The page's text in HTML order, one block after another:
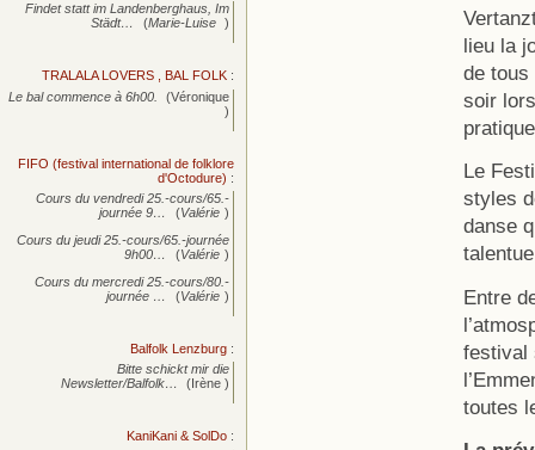
lieu la
de tous
soir
Le
styles
danse
Entre
festival
toutes
Findet statt im Landenberghaus, Im
Städt…
(Marie-Luise )
TRALALA LOVERS , BAL FOLK :
Le bal commence à 6h00.
(Véronique
)
FIFO (festival international de folklore
d'Octodure) :
Cours du vendredi 25.-cours/65.-
journée 9… (Valérie )
Cours du jeudi 25.-cours/65.-journée
9h00…
(Valérie )
Cours du mercredi 25.-cours/80.-
journée … (Valérie )
Balfolk Lenzburg :
Bitte schickt mir die
Newsletter/Balfolk…
(Irène )
KaniKani & SolDo :